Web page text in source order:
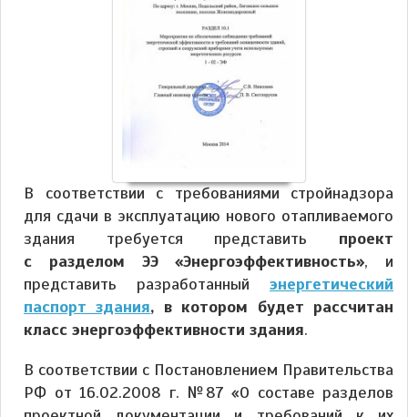
В соответствии с требованиями стройнадзора
для сдачи в эксплуатацию нового отапливаемого
здания требуется представить проект
с разделом ЭЭ «Энергоэффективность», и
представить разработанный энергетический
паспорт здания, в котором будет рассчитан
класс энергоэффективности здания.
В соответствии с Постановлением Правительства
РФ от 16.02.2008 г. №87 «О составе разделов